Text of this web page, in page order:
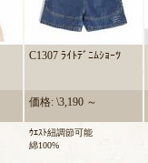
C1307 ﾗｲﾄﾃﾞﾆﾑｼｮｰﾂ
価格: \3,190 ～
ｳｴｽﾄ紐調節可能
綿100%